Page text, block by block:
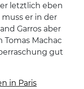
letztlich eben
er in der
Garros aber
Tomas Machac
gut
in Paris